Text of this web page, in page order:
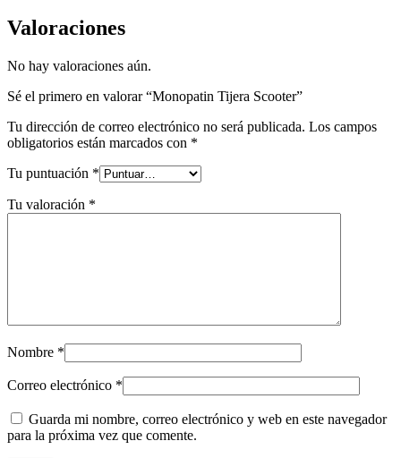
Valoraciones
No hay valoraciones aún.
Sé el primero en valorar “Monopatin Tijera Scooter”
Tu dirección de correo electrónico no será publicada. Los campos
obligatorios están marcados con *
Tu puntuación *
Tu valoración *
Nombre *
Correo electrónico *
Guarda mi nombre, correo electrónico y web en este navegador
para la próxima vez que comente.